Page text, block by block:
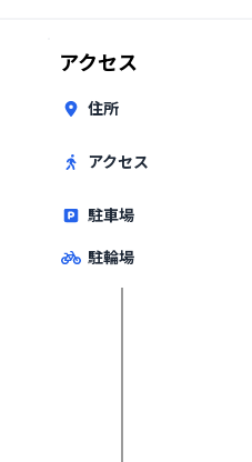
アクセス
住所
アクセス
駐車場
駐輪場